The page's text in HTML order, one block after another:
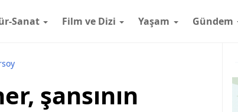
Sanat Film ve Dizi Yaşam Gündem
şansının